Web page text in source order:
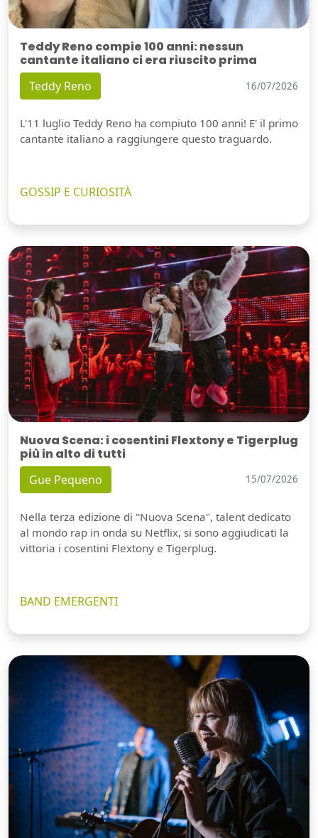
Teddy Reno compie 100 anni: nessun
cantante italiano ci era riuscito prima
Teddy Reno 16/07/2026
L'11 luglio Teddy Reno ha compiuto 100 anni! E' il primo
cantante italiano a raggiungere questo traguardo.
GOSSIP E CURIOSITÀ
Nuova Scena: i cosentini Flextony e Tigerplug
più in alto di tutti
Gue Pequeno 15/07/2026
Nella terza edizione di "Nuova Scena", talent dedicato
al mondo rap in onda su Netflix, si sono aggiudicati la
vittoria i cosentini Flextony e Tigerplug.
BAND EMERGENTI